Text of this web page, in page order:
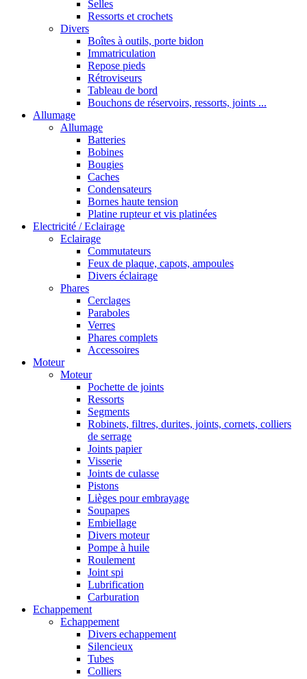
Selles
Ressorts et crochets
Divers
Boîtes à outils, porte bidon
Immatriculation
Repose pieds
Rétroviseurs
Tableau de bord
Bouchons de réservoirs, ressorts, joints ...
Allumage
Allumage
Batteries
Bobines
Bougies
Caches
Condensateurs
Bornes haute tension
Platine rupteur et vis platinées
Electricité / Eclairage
Eclairage
Commutateurs
Feux de plaque, capots, ampoules
Divers éclairage
Phares
Cerclages
Paraboles
Verres
Phares complets
Accessoires
Moteur
Moteur
Pochette de joints
Ressorts
Segments
Robinets, filtres, durites, joints, cornets, colliers
de serrage
Joints papier
Visserie
Joints de culasse
Pistons
Lièges pour embrayage
Soupapes
Embiellage
Divers moteur
Pompe à huile
Roulement
Joint spi
Lubrification
Carburation
Echappement
Echappement
Divers echappement
Silencieux
Tubes
Colliers